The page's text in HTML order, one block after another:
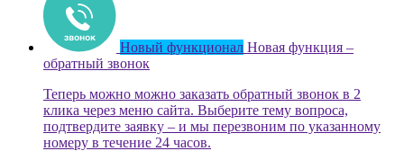
Новый функционал Новая функция –
обратный звонок
Теперь можно можно заказать обратный звонок в 2
клика через меню сайта. Выберите тему вопроса,
подтвердите заявку – и мы перезвоним по указанному
номеру в течение 24 часов.